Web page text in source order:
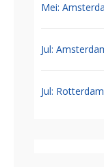
Mei:
Jul:
Jul: